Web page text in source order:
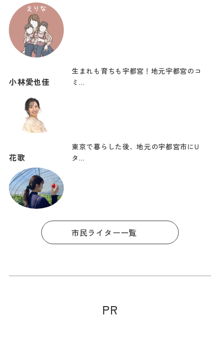
小林愛也佳
生まれも育ちも宇都宮！地元宇都宮のコ
ミ…
花歌
東京で暮らした後、地元の宇都宮市にU
タ…
市民ライター一覧
PR